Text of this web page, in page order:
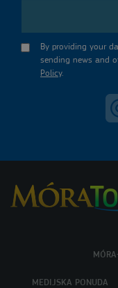
By providing your
sending news and
Policy.
MEDIJSKA PONUDA